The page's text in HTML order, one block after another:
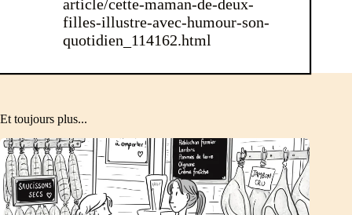
article/cette-maman-de-deux-
filles-illustre-avec-humour-son-
quotidien_114162.html
Et toujours plus...